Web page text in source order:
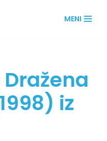
MENI
iz